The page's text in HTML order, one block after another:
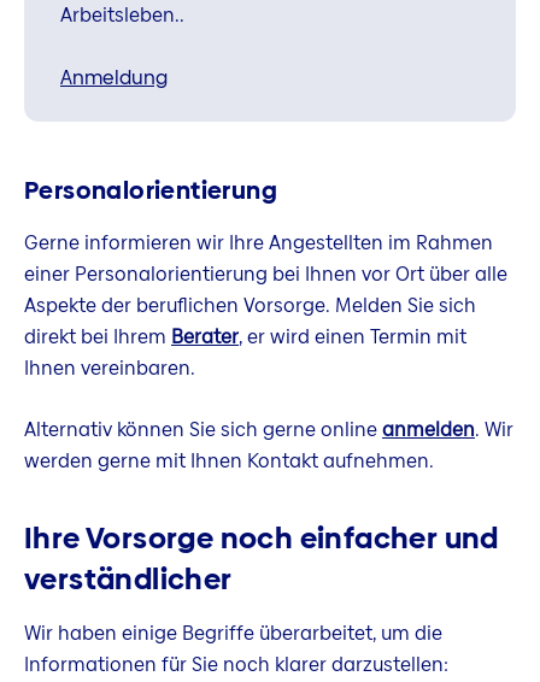
Arbeitsleben..
Anmeldung
Personalorientierung
Gerne informieren wir Ihre Angestellten im Rahmen
einer Personalorientierung bei Ihnen vor Ort über alle
Aspekte der beruflichen Vorsorge. Melden Sie sich
direkt bei Ihrem Berater, er wird einen Termin mit
Ihnen vereinbaren.
Alternativ können Sie sich gerne onlineanmelden. Wir
werden gerne mit Ihnen Kontakt aufnehmen.
Ihre Vorsorge noch einfacher und
verständlicher
Wir haben einige Begriffe überarbeitet, um die
Informationen für Sie noch klarer darzustellen: